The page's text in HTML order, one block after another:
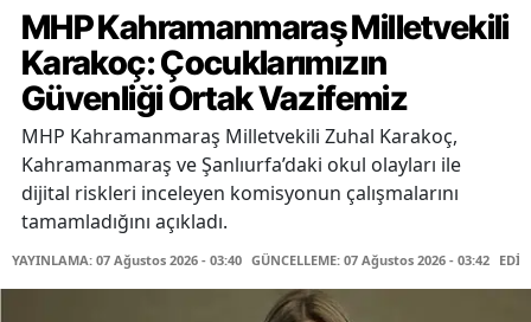
MHP Kahramanmaraş Milletvekili
Karakoç: Çocuklarımızın
Güvenliği Ortak Vazifemiz
MHP Kahramanmaraş Milletvekili Zuhal Karakoç,
Kahramanmaraş ve Şanlıurfa’daki okul olayları ile
dijital riskleri inceleyen komisyonun çalışmalarını
tamamladığını açıkladı.
YAYINLAMA: 07 Ağustos 2026 - 03:40 GÜNCELLEME: 07 Ağustos 2026 - 03:42